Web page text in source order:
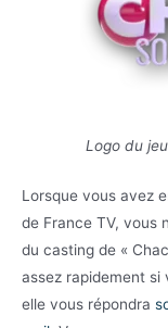
Logo du
Lorsque vous avez
de France TV, vous
du casting de «
assez rapidement si
elle vous répondra